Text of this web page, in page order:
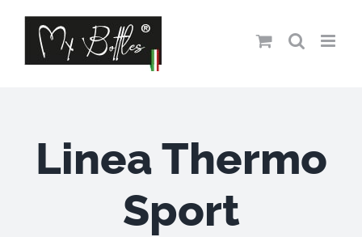
contenuto
Linea Thermo
Sport